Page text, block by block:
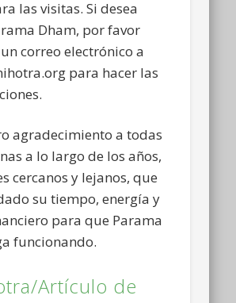
las visitas. Si desea
Dham, por favor
correo electrónico a
para hacer las
agradecimiento a todas
a lo largo de los años,
cercanos y lejanos, que
su tiempo, energía y
para que Parama
funcionando.
Artículo de